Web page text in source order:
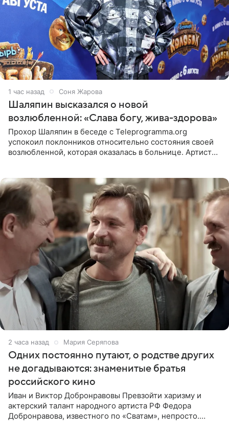
1 час назад Соня Жарова
Шаляпин высказался о новой
возлюбленной: «Слава богу, жива-здорова»
Прохор Шаляпин в беседе с Teleprogramma.org
успокоил поклонников относительно состояния своей
возлюбленной, которая оказалась в больнице. Артист
2 часа назад Мария Серяпова
Одних постоянно путают, о родстве других
не догадываются: знаменитые братья
российского кино
Иван и Виктор Добронравовы Превзойти харизму и
актерский талант народного артиста РФ Федора
Добронравова, известного по «Сватам», непросто.